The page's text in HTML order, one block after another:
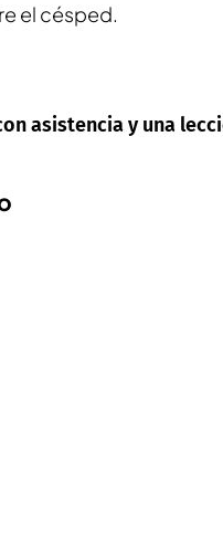
el césped.
asistencia y una